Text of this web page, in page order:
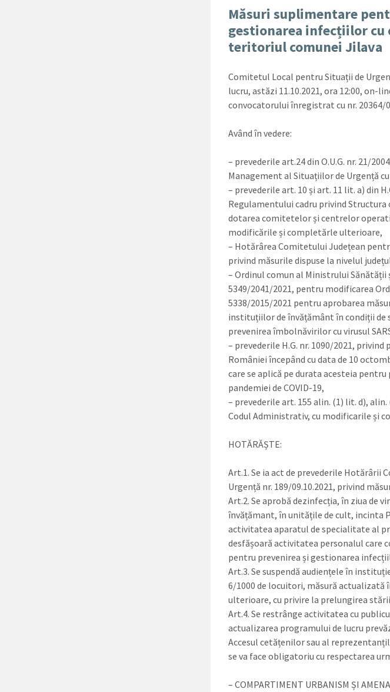
Măsuri suplimentare
gestionarea infecțiilor cu
teritoriul comunei Jilava
Comitetul Local pentru Situații de
lucru, astăzi 11.10.2021, ora 12:00, on-
convocatorului înregistrat cu nr. 20364/
Având în vedere:
– prevederile art.24 din O.U.G. nr. 21/
Management al Situațiilor de Urgență
– prevederile art. 10 și art. 11 lit. a) din
Regulamentului cadru privind
dotarea comitetelor și centrelor
modificările și completărle ulterioare,
– Hotărârea Comitetului Județean
privind măsurile dispuse la nivelul
– Ordinul comun al Ministrului Sănătății
5349/2041/2021, pentru modificarea
5338/2015/2021 pentru aprobarea
instituțiilor de învățământ în condiții de
prevenirea îmbolnăvirilor cu virusul
– prevederile H.G. nr. 1090/2021,
României începând cu data de 10
care se aplică pe durata acesteia
pandemiei de COVID-19,
– prevederile art. 155 alin. (1) lit. d), alin.
Codul Administrativ, cu modificarile și
HOTĂRĂȘTE:
Art.1. Se ia act de prevederile Hotărârii
Urgență nr. 189/09.10.2021, privind
Art.2. Se aprobă dezinfecția, în ziua de
învățămant, în unitățile de cult, incinta
activitatea aparatul de specialitate al
desfășoară activitatea personalul care
pentru prevenirea și gestionarea
Art.3. Se suspendă audiențele în
6/1000 de locuitori, măsură actualizată
ulterioare, cu privire la prelungirea
Art.4. Se restrânge activitatea cu
actualizarea programului de lucru
Accesul cetățenilor sau al
se va face obligatoriu cu respectarea
– COMPARTIMENT URBANISM ȘI